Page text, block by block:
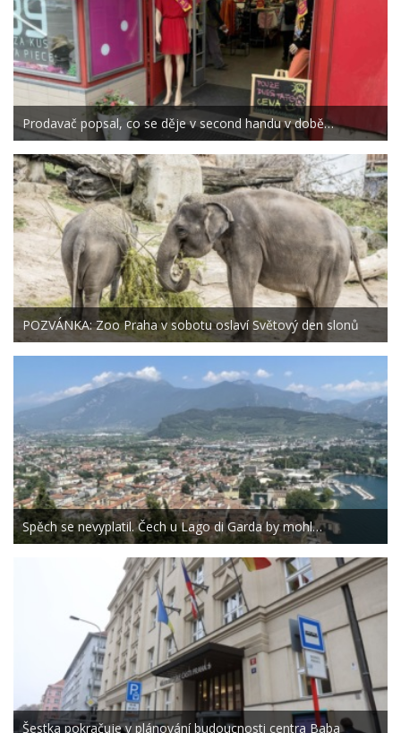
Prodavač popsal, co se děje v second handu v době…
POZVÁNKA: Zoo Praha v sobotu oslaví Světový den slonů
Spěch se nevyplatil. Čech u Lago di Garda by mohl…
Šestka pokračuje v plánování budoucnosti centra Baba